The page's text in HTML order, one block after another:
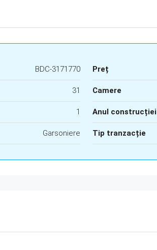
BDC-3171770 Preț
31 Camere
1 Anul construcției
Garsoniere Tip tranzacție